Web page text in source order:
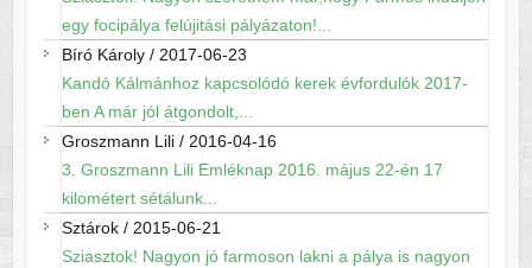
egy focipálya felújitási pályázaton!...
Bíró Károly/ 2017-06-23
Kandó Kálmánhoz kapcsolódó kerek évfordulók 2017-
ben A már jól átgondolt,...
Groszmann Lili/ 2016-04-16
3. Groszmann Lili Emléknap 2016. május 22-én 17
kilométert sétálunk...
Sztárok/ 2015-06-21
Sziasztok! Nagyon jó farmoson lakni a pálya is nagyon